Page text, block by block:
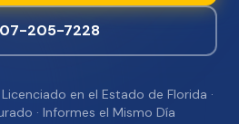
205-7228
en el Estado de Florida ·
· Informes el Mismo Día